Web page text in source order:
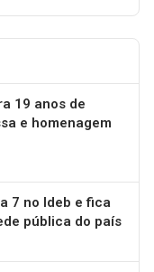
19 anos de
e homenagem
7 no Ideb e fica
pública do país